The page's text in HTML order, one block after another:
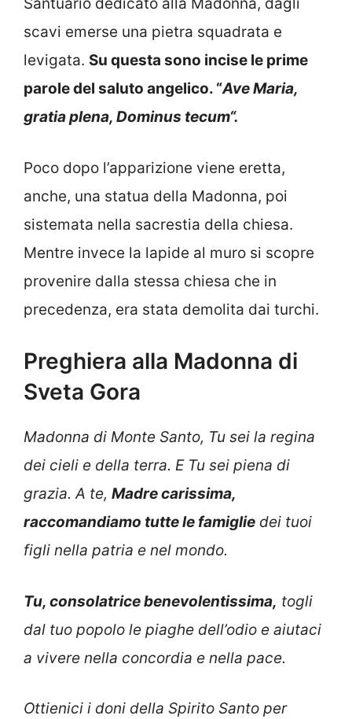
Santuario dedicato alla Madonna, dagli
scavi emerse una pietra squadrata e
levigata. Su questa sono incise le prime
parole del saluto angelico. “Ave Maria,
gratia plena, Dominus tecum“.
Poco dopo l’apparizione viene eretta,
anche, una statua della Madonna, poi
sistemata nella sacrestia della chiesa.
Mentre invece la lapide al muro si scopre
provenire dalla stessa chiesa che in
precedenza, era stata demolita dai turchi.
Preghiera alla Madonna di
Sveta Gora
Madonna di Monte Santo, Tu sei la regina
dei cieli e della terra. E Tu sei piena di
grazia. A te, Madre carissima,
raccomandiamo tutte le famiglie dei tuoi
figli nella patria e nel mondo.
Tu, consolatrice benevolentissima, togli
dal tuo popolo le piaghe dell’odio e aiutaci
a vivere nella concordia e nella pace.
Ottienici i doni della Spirito Santo per